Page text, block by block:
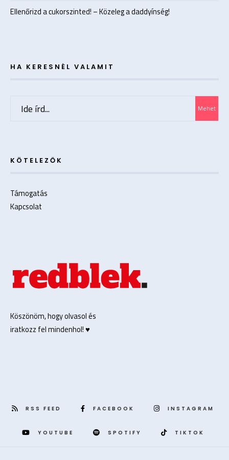
Ellenőrizd a cukorszinted! – Közeleg a daddyínség!
HA KERESNÉL VALAMIT
Mehet
KÖTELEZŐK
Támogatás
Kapcsolat
Köszönöm, hogy olvasol és
iratkozz fel mindenhol! ♥️
RSS FEED FACEBOOK INSTAGRAM
YOUTUBE SPOTIFY TIKTOK